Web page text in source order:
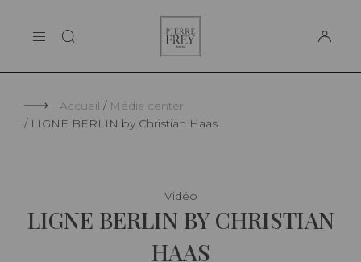
LA MAISON
Frey
Accueil
Média center
LIGNE BERLIN by Christian Haas
Vidéo
LIGNE BERLIN BY CHRISTIAN
HAAS